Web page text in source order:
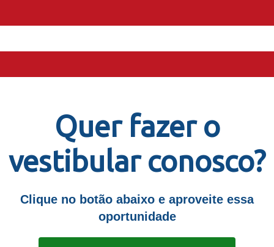
Quer fazer o
vestibular conosco?
Clique no botão abaixo e aproveite essa
oportunidade